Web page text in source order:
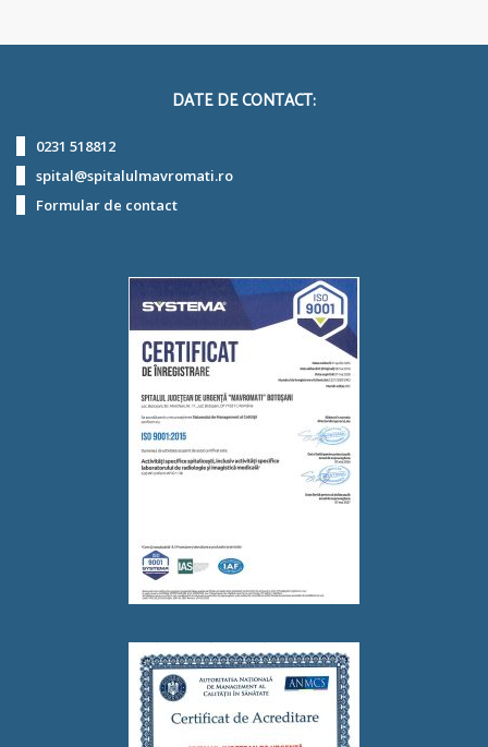
DATE DE CONTACT:
0231 518812
spital@spitalulmavromati.ro
Formular de contact